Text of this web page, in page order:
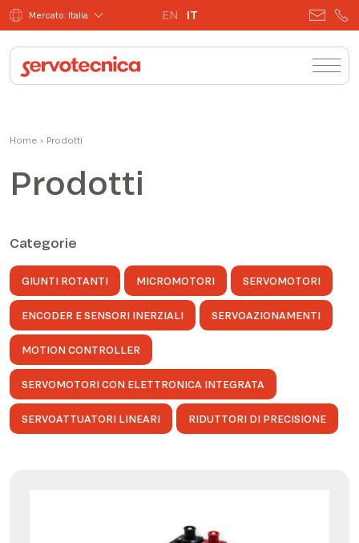
Mercato: Italia EN IT
Home › Prodotti
Prodotti
Categorie
GIUNTI ROTANTI MICROMOTORI SERVOMOTORI
ENCODER E SENSORI INERZIALI SERVOAZIONAMENTI
MOTION CONTROLLER
SERVOMOTORI CON ELETTRONICA INTEGRATA
SERVOATTUATORI LINEARI RIDUTTORI DI PRECISIONE